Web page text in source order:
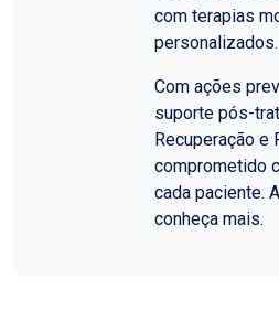
com terapias
personalizados.
Com ações
suporte pós-
Recuperação e
comprometido
cada paciente.
conheça mais.